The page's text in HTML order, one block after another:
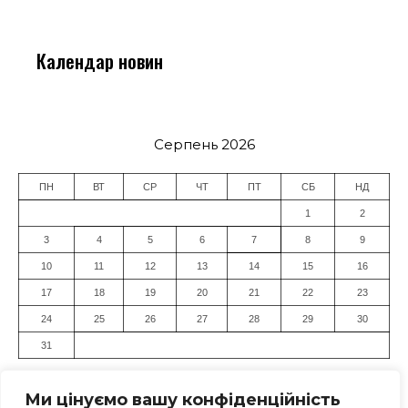
Ми цінуємо вашу конфіденційність
Календар новин
Серпень 2026
ПН ВТ СР ЧТ ПТ СБ НД
1 2
3 4 5 6 7 8 9
10 11 12 13 14 15 16
17 18 19 20 21 22 23
24 25 26 27 28 29 30
31